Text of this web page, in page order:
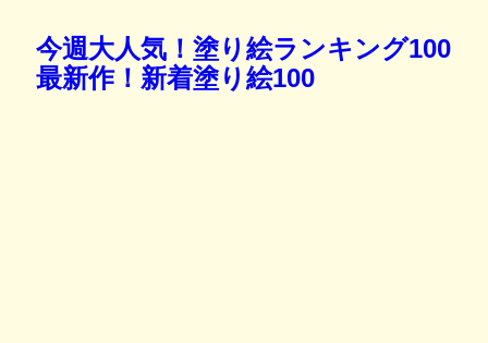
今週大人気！塗り絵ランキング100
最新作！新着塗り絵100